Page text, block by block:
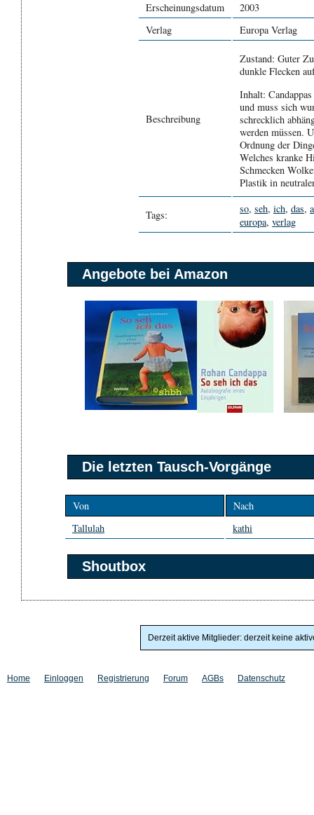
Erscheinungsdatum
2003
Verlag
Europa Verlag
Beschreibung
Zustand: Guter
dunkle Flecken
Inhalt:
und muss sich
schrecklich
werden müssen.
Ordnung der
Welches kranke
Schmecken
Plastik in
Tags: so, seh, ich, das,
europa, verlag
Angebote bei Amazon
Die letzten Tausch-Vorgänge
Von
Nach
Tallulah
kathi
Shoutbox
Derzeit aktive Mitglieder: derzeit keine
Home Einloggen Registrierung Forum AGBs Datenschutz